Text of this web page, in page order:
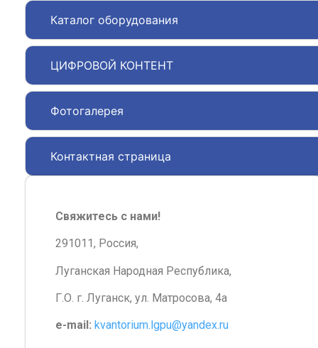
Каталог оборудования
ЦИФРОВОЙ КОНТЕНТ
Фотогалерея
Контактная страница
Свяжитесь с нами!
291011, Россия,
Луганская Народная Республика,
Г.О. г. Луганск, ул. Матросова, 4а
e-mail: kvantorium.lgpu@yandex.ru